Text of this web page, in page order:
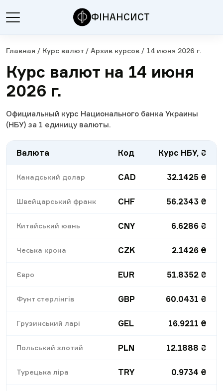
ФІНАНСИСТ
Главная / Курс валют / Архив курсов / 14 июня 2026 г.
Курс валют на 14 июня
2026 г.
Официальный курс Национального банка Украины
(НБУ) за 1 единицу валюты.
Валюта Код Курс НБУ, ₴
Канадський долар CAD 32.1425 ₴
Швейцарський франк CHF 56.2343 ₴
Китайський юань CNY 6.6286 ₴
Чеська крона CZK 2.1426 ₴
Євро EUR 51.8352 ₴
Фунт стерлінгів GBP 60.0431 ₴
Грузинський ларі GEL 16.9211 ₴
Польський злотий PLN 12.1888 ₴
Турецька ліра TRY 0.9734 ₴